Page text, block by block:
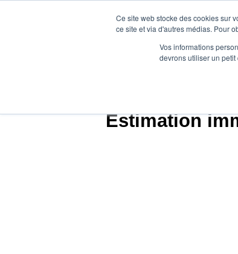
Ce site web stocke des cookies sur
ce site et via d'autres médias. Pour
Vos informations
devrons utiliser un
Estimation